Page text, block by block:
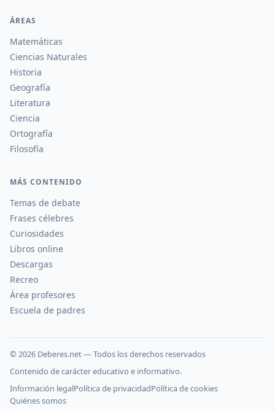
ÁREAS
Matemáticas
Ciencias Naturales
Historia
Geografía
Literatura
Ciencia
Ortografía
Filosofía
MÁS CONTENIDO
Temas de debate
Frases célebres
Curiosidades
Libros online
Descargas
Recreo
Área profesores
Escuela de padres
© 2026 Deberes.net — Todos los derechos reservados
Contenido de carácter educativo e informativo.
Información legalPolítica de privacidadPolítica de cookies
Quiénes somos